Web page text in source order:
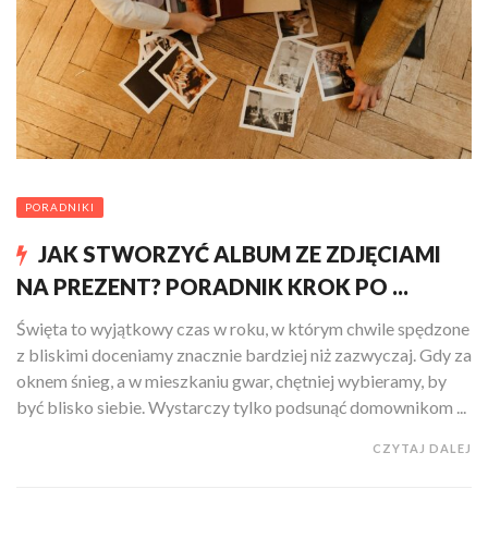
PORADNIKI
JAK STWORZYĆ ALBUM ZE ZDJĘCIAMI
NA PREZENT? PORADNIK KROK PO ...
Święta to wyjątkowy czas w roku, w którym chwile spędzone
z bliskimi doceniamy znacznie bardziej niż zazwyczaj. Gdy za
oknem śnieg, a w mieszkaniu gwar, chętniej wybieramy, by
być blisko siebie. Wystarczy tylko podsunąć domownikom ...
CZYTAJ DALEJ